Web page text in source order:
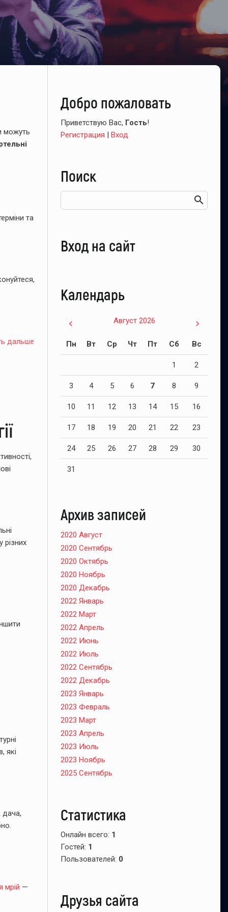
можуть
та
дальше
різних
які
дача,
мрій —
Добро пожаловать
Приветствую Вас, Гость!
Регистрация | Вход
Поиск
Вход на сайт
Календарь
Август 2026
Пн Вт Ср Чт Пт Сб Вс
1 2
3 4 5 6 7 8 9
10 11 12 13 14 15 16
17 18 19 20 21 22 23
24 25 26 27 28 29 30
31
Архив записей
2020 Август
2020 Сентябрь
2020 Октябрь
2020 Ноябрь
2020 Декабрь
2022 Январь
2022 Март
2022 Апрель
2022 Июнь
2022 Июль
2022 Сентябрь
2022 Декабрь
2023 Январь
2023 Февраль
2023 Март
2023 Апрель
2023 Июль
2023 Ноябрь
2025 Сентябрь
Статистика
Онлайн всего: 1
Гостей: 1
Пользователей: 0
Друзья сайта